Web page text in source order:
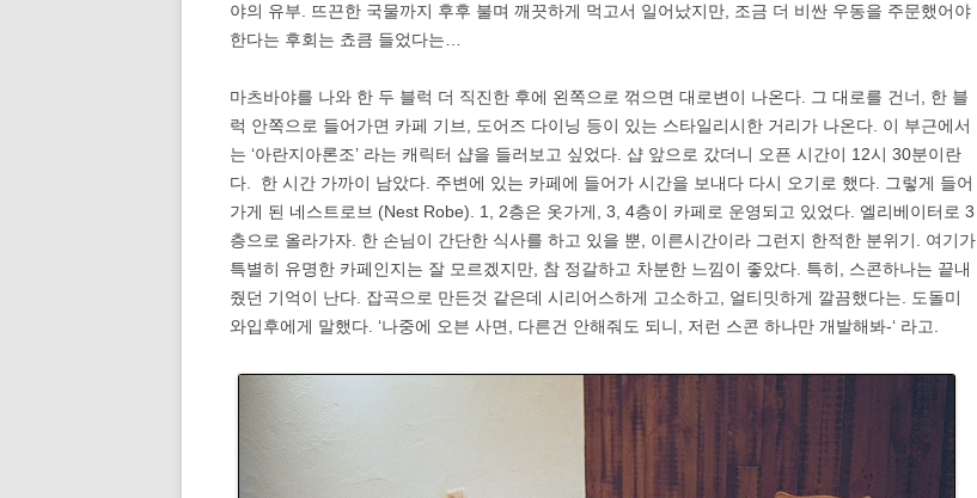
야의 유부. 뜨끈한 국물까지 후후 불며 깨끗하게 먹고서 일어났지만, 조금 더 비싼 우동을 주문했어야
한다는 후회는 쵸큼 들었다는…
마츠바야를 나와 한 두 블럭 더 직진한 후에 왼쪽으로 꺾으면 대로변이 나온다. 그 대로를 건너, 한 블
럭 안쪽으로 들어가면 카페 기브, 도어즈 다이닝 등이 있는 스타일리시한 거리가 나온다. 이 부근에서
는 ‘아란지아론조’ 라는 캐릭터 샵을 들러보고 싶었다. 샵 앞으로 갔더니 오픈 시간이 12시 30분이란
다. 한 시간 가까이 남았다. 주변에 있는 카페에 들어가 시간을 보내다 다시 오기로 했다. 그렇게 들어
가게 된 네스트로브 (Nest Robe). 1, 2층은 옷가게, 3, 4층이 카페로 운영되고 있었다. 엘리베이터로 3
층으로 올라가자. 한 손님이 간단한 식사를 하고 있을 뿐, 이른시간이라 그런지 한적한 분위기. 여기가
특별히 유명한 카페인지는 잘 모르겠지만, 참 정갈하고 차분한 느낌이 좋았다. 특히, 스콘하나는 끝내
줬던 기억이 난다. 잡곡으로 만든것 같은데 시리어스하게 고소하고, 얼티밋하게 깔끔했다는. 도돌미
와입후에게 말했다. ‘나중에 오븐 사면, 다른건 안해줘도 되니, 저런 스콘 하나만 개발해봐-‘ 라고.